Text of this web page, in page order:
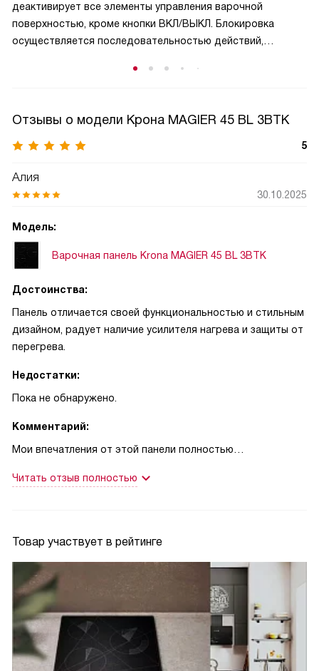
деактивирует все элементы управления варочной
поверхностью, кроме кнопки ВКЛ/ВЫКЛ. Блокировка
осуществляется последовательностью действий,
Отзывы о модели Крона MAGIER 45 BL 3BTK
5
Алия
30.10.2025
Модель:
Варочная панель Krona MAGIER 45 BL 3BTK
Достоинства:
Панель отличается своей функциональностью и стильным
дизайном, радует наличие усилителя нагрева и защиты от
перегрева.
Недостатки:
Пока не обнаружено.
Комментарий:
Мои впечатления от этой панели полностью
кухни, удачно вписываясь в любой интерьер благодаря
интуитивное, сенсорные переключатели реагируют
Очень удобной для меня стала функция паузы Stop&Go.
Когда приготовление блюда требует постоянного
присутствия, а нужно отлучиться, эта функция становится
настоящим спасением. Например, когда я готовлю соус и
вдруг понимаю, что забыла купить вино, я просто
Читать отзыв полностью
Товар участвует в рейтинге